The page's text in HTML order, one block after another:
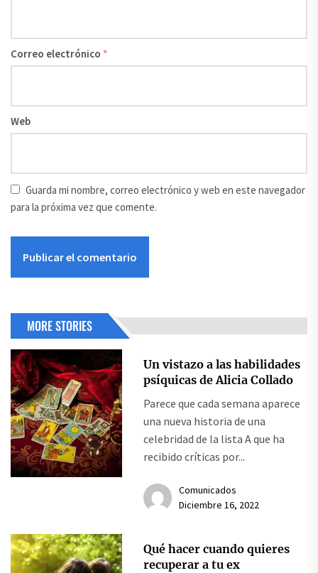
Correo electrónico *
Web
Guarda mi nombre, correo electrónico y web en este navegador
para la próxima vez que comente.
MORE STORIES
Un vistazo a las habilidades
psíquicas de Alicia Collado
Parece que cada semana aparece
una nueva historia de una
celebridad de la lista A que ha
recibido críticas por...
Comunicados
Diciembre 16, 2022
Qué hacer cuando quieres
recuperar a tu ex